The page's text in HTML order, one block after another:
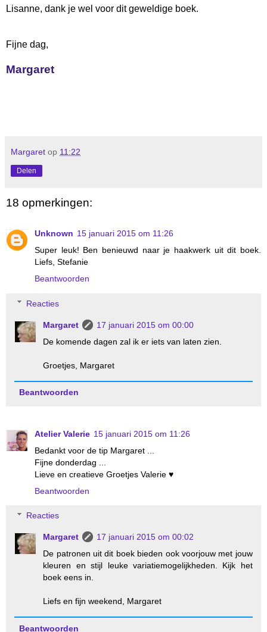
Lisanne, dank je wel voor dit geweldige boek.
Fijne dag,
Margaret
Margaret op 11:22
Delen
18 opmerkingen:
Unknown 15 januari 2015 om 11:26
Super leuk! Ben benieuwd naar je haakwerk uit dit boek.
Liefs, Stefanie
Beantwoorden
Reacties
Margaret
17 januari 2015 om 00:00
De komende dagen zal ik er iets van laten zien.
Groetjes, Margaret
Beantwoorden
Atelier Valerie 15 januari 2015 om 11:26
Bedankt voor de tip Margaret ...
Fijne donderdag ...
Lieve en creatieve Groetjes Valerie ♥
Beantwoorden
Reacties
Margaret
17 januari 2015 om 00:02
De patronen uit dit boek bieden ook voorjouw met jouw
kleuren en stijl leuke variatiemogelijkheden. Kijk het
boek eens in.
Liefs en fijn weekend, Margaret
Beantwoorden